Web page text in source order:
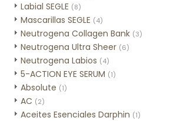
Labial SEGLE (8)
Mascarillas SEGLE (4)
Neutrogena Collagen Bank (3)
Neutrogena Ultra Sheer (6)
Neutrogena Labios (4)
5-ACTION EYE SERUM (1)
Absolute (1)
AC (2)
Aceites Esenciales Darphin (1)